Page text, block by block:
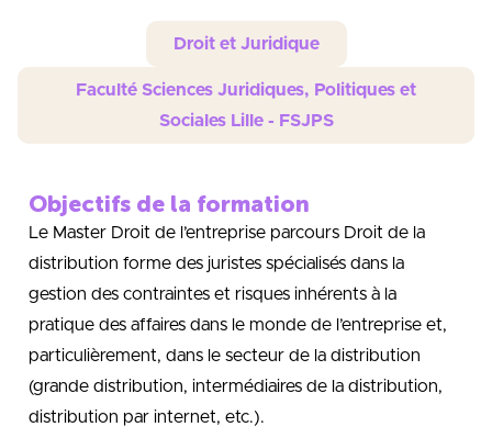
Droit et Juridique
Faculté Sciences Juridiques, Politiques et
Sociales Lille - FSJPS
Objectifs de la formation
Le Master Droit de l’entreprise parcours Droit de la
distribution forme des juristes spécialisés dans la
gestion des contraintes et risques inhérents à la
pratique des affaires dans le monde de l’entreprise et,
particulièrement, dans le secteur de la distribution
(grande distribution, intermédiaires de la distribution,
distribution par internet, etc.).